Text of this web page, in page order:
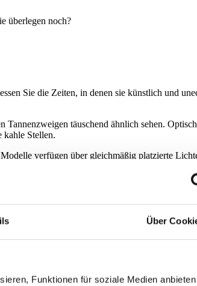
Über
Funktionen für soziale Medien
überlegen noch?
Sie die Zeiten, in denen sie künstlich und
Tannenzweigen täuschend ähnlich sehen.
kahle Stellen.
verfügen über gleichmäßig platzierte
immer harmonisch und festlich aus.
Weihnachtsbaum anschaffen, können
dessen Preis zudem von Jahr zu Jahr steigt,